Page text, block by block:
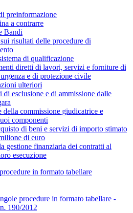
preinformazione
a contrarre
Bandi
risultati delle procedure di
di qualificazione
diretti di lavori, servizi e forniture di
e di protezione civile
ulteriori
di esclusione e di ammissione dalle
della commissione giudicatrice e
componenti
di beni e servizi di importo stimato
di euro
gestione finanziaria dei contratti al
esecuzione
in formato tabellare
procedure in formato tabellare -
190/2012